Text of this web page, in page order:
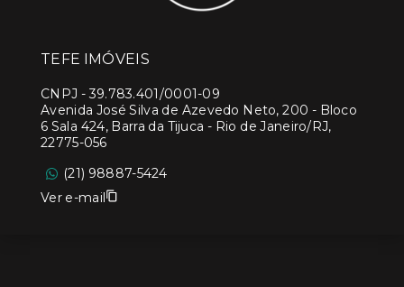
TEFE IMÓVEIS
CNPJ -39.783.401/0001-09
Avenida José Silva de Azevedo Neto, 200 - Bloco
6 Sala 424, Barra da Tijuca - Rio de Janeiro/RJ,
22775-056
(21) 98887-5424
Ver e-mail